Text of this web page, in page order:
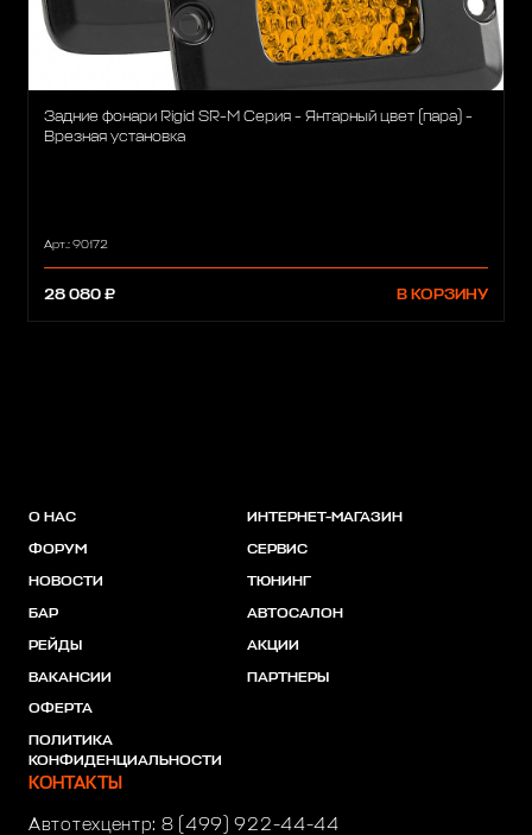
Задние фонари Rigid SR-M Серия - Янтарный цвет (пара) -
Врезная установка
Арт.: 90172
28 080 ₽ В КОРЗИНУ
О НАС
ФОРУМ
НОВОСТИ
БАР
РЕЙДЫ
ВАКАНСИИ
ОФЕРТА
ПОЛИТИКА
КОНФИДЕНЦИАЛЬНОСТИ
ИНТЕРНЕТ-МАГАЗИН
СЕРВИС
ТЮНИНГ
АВТОСАЛОН
АКЦИИ
ПАРТНЕРЫ
КОНТАКТЫ
Автотехцентр: 8 (499) 922-44-44